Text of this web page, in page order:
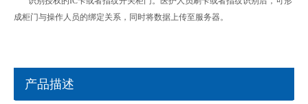
成柜门与操作人员的绑定关系，同时将数据上传至服务器。
产品描述